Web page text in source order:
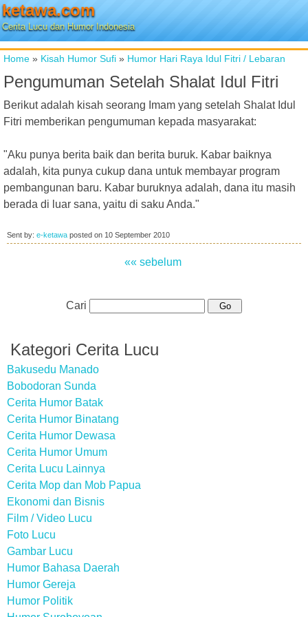
ketawa.com
Cerita Lucu dan Humor Indonesia
Home » Kisah Humor Sufi » Humor Hari Raya Idul Fitri / Lebaran
Pengumuman Setelah Shalat Idul Fitri
Berikut adalah kisah seorang Imam yang setelah Shalat Idul
Fitri memberikan pengumuman kepada masyarakat:
"Aku punya berita baik dan berita buruk. Kabar baiknya
adalah, kita punya cukup dana untuk membayar program
pembangunan baru. Kabar buruknya adalah, dana itu masih
berada di luar sana, yaitu di saku Anda."
Sent by: e-ketawa posted on 10 September 2010
«« sebelum
Cari
Kategori Cerita Lucu
Bakusedu Manado
Bobodoran Sunda
Cerita Humor Batak
Cerita Humor Binatang
Cerita Humor Dewasa
Cerita Humor Umum
Cerita Lucu Lainnya
Cerita Mop dan Mob Papua
Ekonomi dan Bisnis
Film / Video Lucu
Foto Lucu
Gambar Lucu
Humor Bahasa Daerah
Humor Gereja
Humor Politik